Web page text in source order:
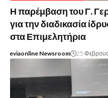
Η παρέμβαση του Γ.
για την διαδικασία
στα Επιμελητήρια
eviaonline Newsroom 25